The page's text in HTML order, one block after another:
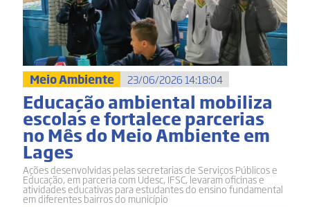
Meio Ambiente 23/06/2026 14:18:04
Educação ambiental mobiliza
escolas e fortalece parcerias
no Mês do Meio Ambiente em
Lages
Ações desenvolvidas pelas secretarias de Serviços Públicos e
Educação, em parceria com Udesc, IFSC, levaram oficinas e
atividades educativas para estudantes do ensino fundamental
em diferentes bairros do município